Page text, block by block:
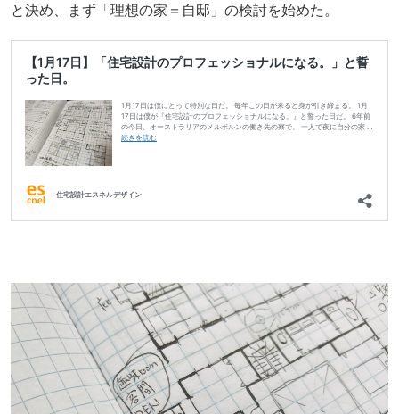
と決め、まず「理想の家＝自邸」の検討を始めた。